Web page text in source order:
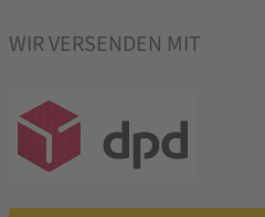
WIR VERSENDEN MIT